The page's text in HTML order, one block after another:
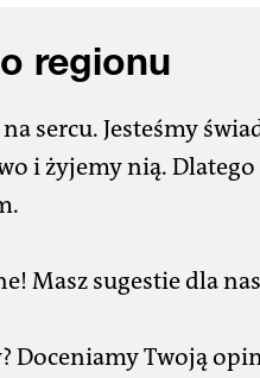
regionu
sercu. Jesteśmy
i żyjemy nią. Dlatego
Masz sugestie dla
Doceniamy Twoją